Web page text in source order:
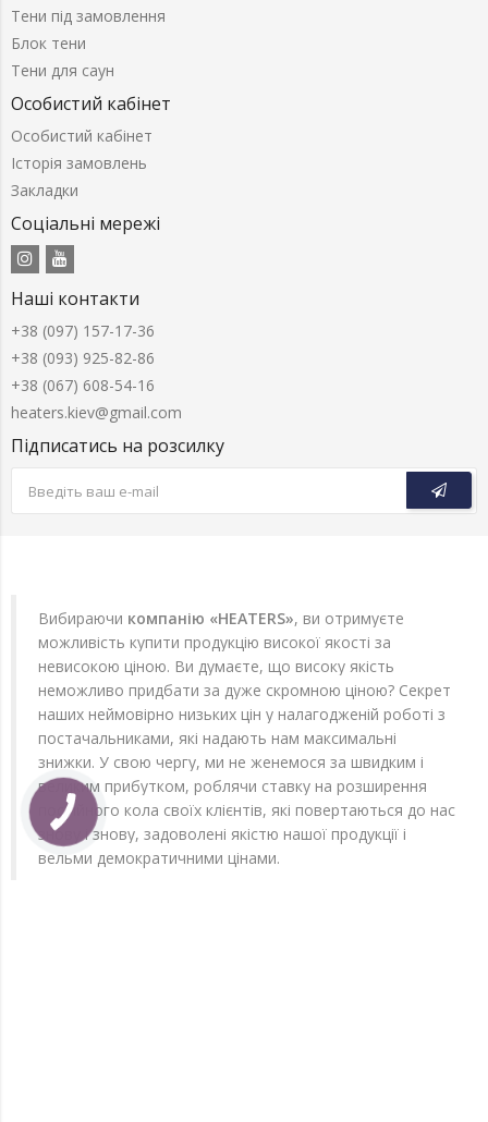
Тени під замовлення
Блок тени
Тени для саун
Особистий кабінет
Особистий кабінет
Історія замовлень
Закладки
Соціальні мережі
Наші контакти
+38 (097) 157-17-36
+38 (093) 925-82-86
+38 (067) 608-54-16
heaters.kiev@gmail.com
Підписатись на розсилку
Вибираючи компанію «HEATERS», ви отримуєте
можливість купити продукцію високої якості за
невисокою ціною. Ви думаєте, що високу якість
неможливо придбати за дуже скромною ціною? Секрет
наших неймовірно низьких цін у налагодженій роботі з
постачальниками, які надають нам максимальні
знижки. У свою чергу, ми не женемося за швидким і
великим прибутком, роблячи ставку на розширення
постійного кола своїх клієнтів, які повертаються до нас
знову і знову, задоволені якістю нашої продукції і
вельми демократичними цінами.